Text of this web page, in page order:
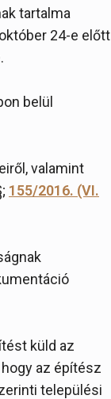
tartalma
24-e előtt
belül
valamint
155/2016. (VI.
küld az
az építész
települési